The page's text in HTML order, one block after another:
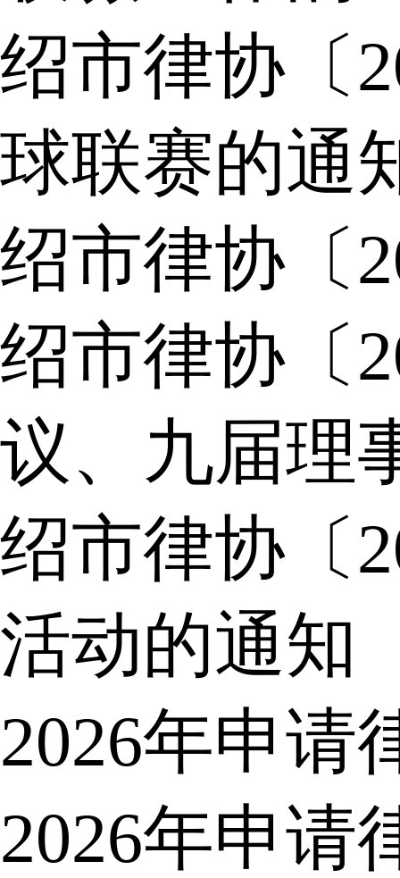
绍市律协〔
球联赛的通
绍市律协〔
绍市律协〔
议、九届理
绍市律协〔
活动的通知
2026年申请
2026年申请